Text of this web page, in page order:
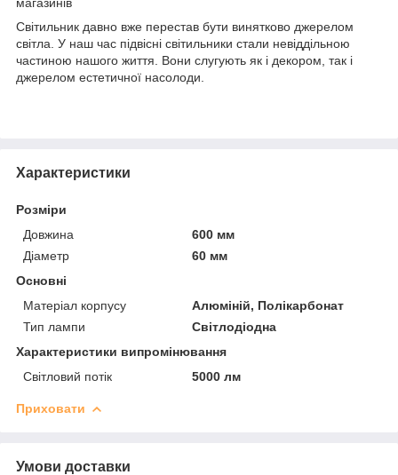
Світильник давно вже перестав бути винятково джерелом
світла. У наш час підвісні світильники стали невіддільною
частиною нашого життя. Вони слугують як і декором, так і
джерелом естетичної насолоди.
Характеристики
Розміри
Довжина
600 мм
Діаметр
60 мм
Основні
Матеріал корпусу
Алюміній, Полікарбонат
Тип лампи
Світлодіодна
Характеристики випромінювання
Світловий потік
5000 лм
Приховати
Умови доставки